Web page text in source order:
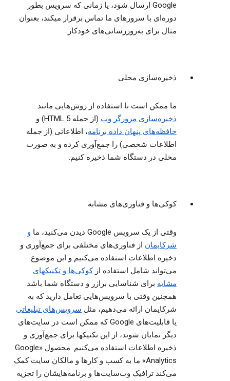
Google ارسال شود، یا زمانی که سرویس بطور
دوره‌ای با سرورهای ما تماس برقرار میکند، بعنوان
مثال برای به‌روزرسانی‌های خودکار.
ذخیره‌سازی محلی
ما ممکن است با استفاده از روش‌هایی مانند
ذخیره‌سازی مرورگر وب (از جمله HTML 5) و
حافظه‌های پنهان داده برنامه، اطلاعاتی (از جمله
اطلاعات شخصی) را جمع‌آوری کرده و به صورت
محلی در دستگاه شما ذخیره کنیم.
کوکی‌ها و فناوری‌های مشابه
وقتی از یک سرویس Google دیدن می‌کنید، ما
و
شرکایمان از فناوری‌های مختلفی برای جمع‌آوری و
ذخیره اطلاعات استفاده می‌کنیم و این موضوع
می‌تواند شامل استفاده ازکوکی‌ها و تکنیکهای
مشابه برای شناسایی برازر و دستگاه شما باشد.
همچنین وقتی با سرویس‌هایی تعامل دارید که به
شرکایمان ارائه می‌دهیم، مثل سرویس‌های تبلیغاتی
یا قابلیت‌های Google که ممکن است در سایت‌های
دیگر نمایان شوند، از این تکنیکها برای جمع‌آوری و
ذخیره اطلاعات استفاده می‌کنیم. محصول «Google
Analytics» ما به کسب و کارها و مالکان سایت کمک
می‌کند ترافیک وب‌سایت‌ها و برنامه‌هایشان را تجزیه